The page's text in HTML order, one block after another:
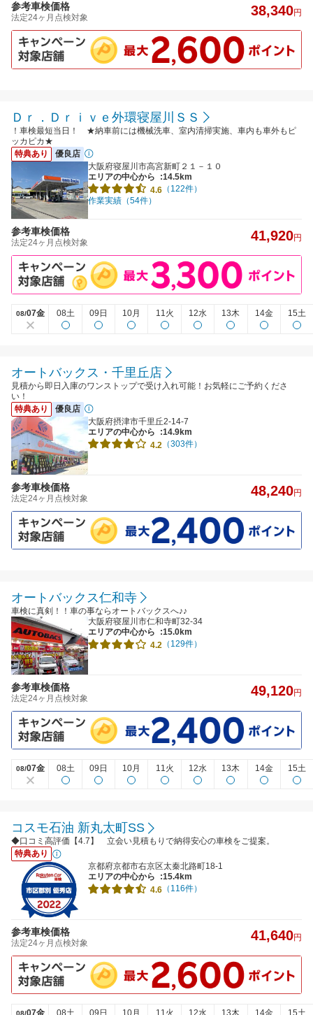
参考車検価格
法定24ヶ月点検対象 38,340円
Ｄｒ．Ｄｒｉｖｅ外環寝屋川ＳＳ
！車検最短当日！ ★納車前には機械洗車、室内清掃実施、車内も車外もピ
ッカピカ★
特典あり
優良店
大阪府寝屋川市高宮新町２１－１０
エリアの中心から
:14.5km
4.6 （122件）
作業実績（54件）
参考車検価格
法定24ヶ月点検対象 41,920円
08/07金 08土 09日 10月 11火 12水 13木 14金 15土
オートバックス・千里丘店
見積から即日入庫のワンストップで受け入れ可能！お気軽にご予約くださ
い！
特典あり
優良店
大阪府摂津市千里丘2-14-7
エリアの中心から
:14.9km
4.2 （303件）
参考車検価格
法定24ヶ月点検対象 48,240円
オートバックス仁和寺
車検に真剣！！車の事ならオートバックスへ♪♪
大阪府寝屋川市仁和寺町32-34
エリアの中心から
:15.0km
4.2 （129件）
参考車検価格
法定24ヶ月点検対象 49,120円
08/07金 08土 09日 10月 11火 12水 13木 14金 15土
コスモ石油 新丸太町SS
◆口コミ高評価【4.7】 立会い見積もりで納得安心の車検をご提案。
特典あり
京都府京都市右京区太秦北路町18-1
エリアの中心から
:15.4km
4.6 （116件）
参考車検価格
法定24ヶ月点検対象 41,640円
08/